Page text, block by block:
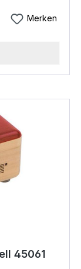
die
das
verfahren)
Wires
- Dark
Edelhölzer
Merken
45061